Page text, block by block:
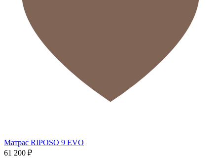
Матрас RIPOSO 9 EVO
61 200 ₽